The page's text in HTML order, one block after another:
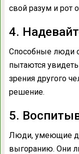
свой разум и рот
4.
Способные люди
пытаются
зрения другого
решение.
5.
Люди, умеющие
выгоранию. Они